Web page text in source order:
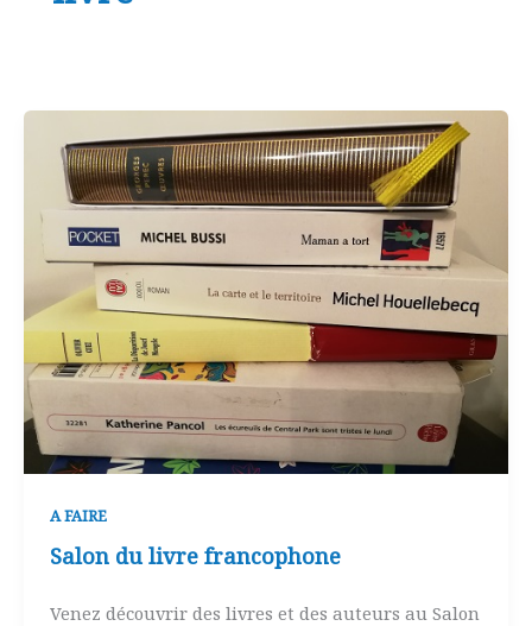
A FAIRE
Salon du livre francophone
Venez découvrir des livres et des auteurs au Salon